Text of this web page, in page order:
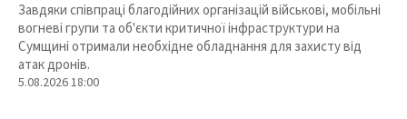
Завдяки співпраці благодійних організацій військові, мобільні
вогневі групи та об'єкти критичної інфраструктури на
Сумщині отримали необхідне обладнання для захисту від
атак дронів.
5.08.2026 18:00